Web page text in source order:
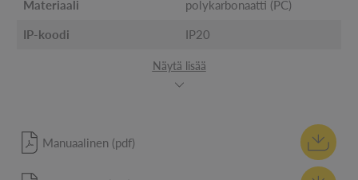
Materiaali polykarbonaatti (PC)
IP-koodi IP20
Näytä lisää
Manuaalinen (pdf)